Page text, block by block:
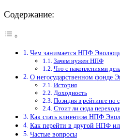
Содержание:
Чем занимается НПФ
Зачем нужен НПФ
Что с накоплениями
О негосударственном фонде
История
Доходность
Позиция в рейтинге по
Стоит ли сюда
Как стать клиентом НПФ
Как перейти в другой НПФ
Частые вопросы